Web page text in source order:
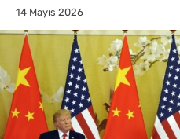
14 Mayıs 2026